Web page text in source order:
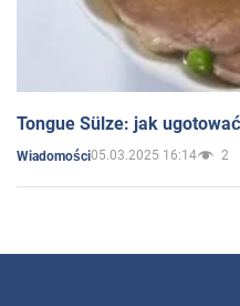
Tongue Sülze: jak
Wiadomości05.03.2025 16:14 2